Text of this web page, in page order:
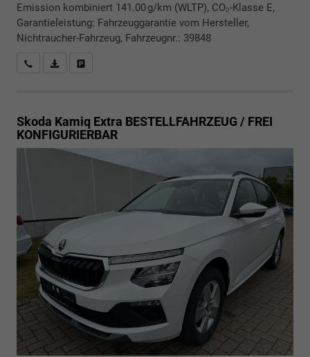
Emission kombiniert 141.00 g/km (WLTP), CO₂-Klasse E,
Garantieleistung: Fahrzeuggarantie vom Hersteller,
Nichtraucher-Fahrzeug, Fahrzeugnr.: 39848
Rückrufbitte absenden
PDF-Datei, Fahrzeugexposé drucken
Skoda Kamiq Extra BESTELLFAHRZEUG / FREI
KONFIGURIERBAR